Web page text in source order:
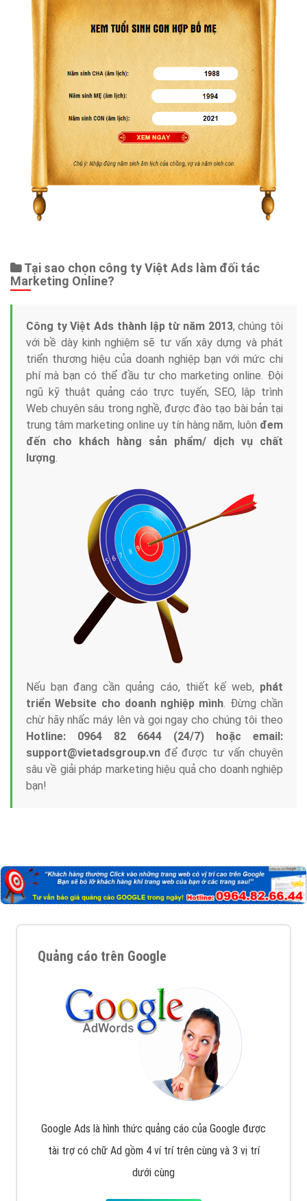
Tại sao chọn công ty Việt Ads làm đối tác
Marketing Online?
Công ty Việt Ads thành lập từ năm 2013, chúng tôi
với bề dày kinh nghiệm sẽ tư vấn xây dựng và phát
triển thương hiệu của doanh nghiệp bạn với mức chi
phí mà bạn có thể đầu tư cho marketing online. Đội
ngũ kỹ thuật quảng cáo trực tuyến, SEO, lập trình
Web chuyên sâu trong nghề, được đào tạo bài bản tại
trung tâm marketing online uy tín hàng năm, luôn đem
đến cho khách hàng sản phẩm/ dịch vụ chất
lượng.
Nếu bạn đang cần quảng cáo, thiết kế web, phát
triển Website cho doanh nghiệp mình. Đừng chần
chừ hãy nhấc máy lên và gọi ngay cho chúng tôi theo
Hotline: 0964 82 6644 (24/7) hoặc email:
support@vietadsgroup.vn để được tư vấn chuyên
sâu về giải pháp marketing hiệu quả cho doanh nghiệp
bạn!
Quảng cáo trên Google
Google Ads là hình thức quảng cáo của Google được
tài trợ có chữ Ad gồm 4 ví trí trên cùng và 3 vị trí
dưới cùng